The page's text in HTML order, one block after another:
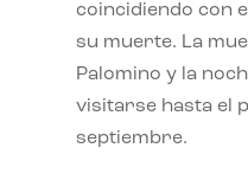
coincidiendo con
su muerte. La
Palomino y la
visitarse hasta el
septiembre.